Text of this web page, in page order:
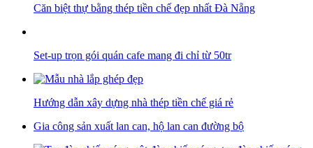
Căn biệt thự bằng thép tiền chế đẹp nhất Đà Nẵng
Set-up trọn gói quán cafe mang đi chỉ từ 50tr
Hướng dẫn xây dựng nhà thép tiền chế giá rẻ
Gia công sản xuất lan can, hộ lan can đường bộ